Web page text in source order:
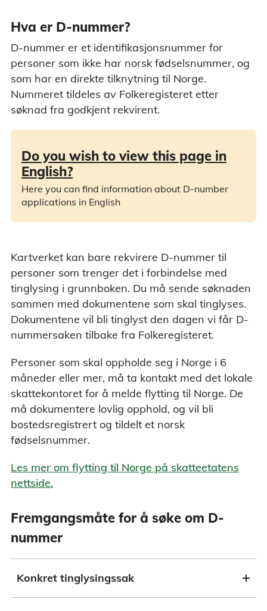
Hva er D-nummer?
D-nummer er et identifikasjonsnummer for
personer som ikke har norsk fødselsnummer, og
som har en direkte tilknytning til Norge.
Nummeret tildeles av Folkeregisteret etter
søknad fra godkjent rekvirent.
Do you wish to view this page in
English?
Here you can find information about D-number
applications in English
Kartverket kan bare rekvirere D-nummer til
personer som trenger det i forbindelse med
tinglysing i grunnboken. Du må sende søknaden
sammen med dokumentene som skal tinglyses.
Dokumentene vil bli tinglyst den dagen vi får D-
nummersaken tilbake fra Folkeregisteret.
Personer som skal oppholde seg i Norge i 6
måneder eller mer, må ta kontakt med det lokale
skattekontoret for å melde flytting til Norge. De
må dokumentere lovlig opphold, og vil bli
bostedsregistrert og tildelt et norsk
fødselsnummer.
Les mer om flytting til Norge på skatteetatens
nettside.
Fremgangsmåte for å søke om D-
nummer
Konkret tinglysingssak